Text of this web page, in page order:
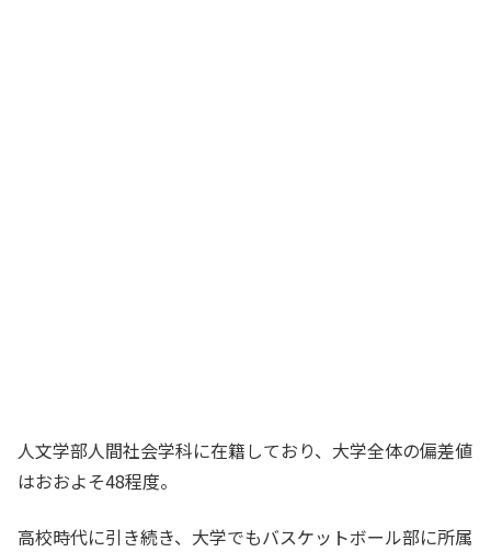
人文学部人間社会学科に在籍しており、大学全体の偏差値
はおおよそ48程度。
高校時代に引き続き、大学でもバスケットボール部に所属